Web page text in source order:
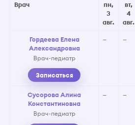
Врач
пн,
3
авг.
вт,
4
авг.
Гордеева Елена
Александровна
Врач-педиатр
Записаться
— —
Сусорова Алина
Константиновна
Врач-педиатр
— —